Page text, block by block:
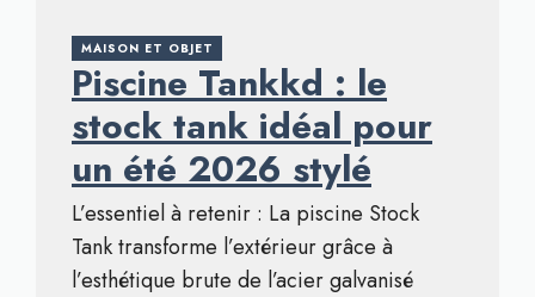
MAISON ET OBJET
Piscine Tankkd : le
stock tank idéal pour
un été 2026 stylé
L’essentiel à retenir : La piscine Stock
Tank transforme l’extérieur grâce à
l’esthétique brute de l’acier galvanisé